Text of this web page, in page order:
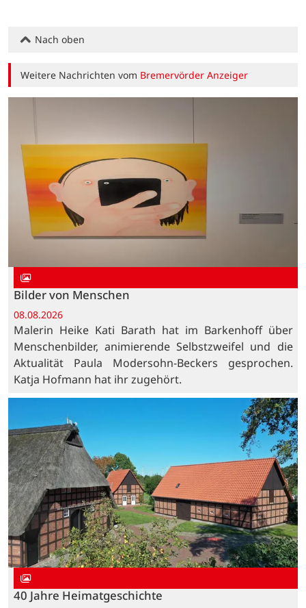
Nach oben
Weitere Nachrichten vom Bremervörder Anzeiger
Bilder von Menschen
08.08.2026
Malerin Heike Kati Barath hat im Barkenhoff über
Menschenbilder, animierende Selbstzweifel und die
Aktualität Paula Modersohn-Beckers gesprochen.
Katja Hofmann hat ihr zugehört.
40 Jahre Heimatgeschichte